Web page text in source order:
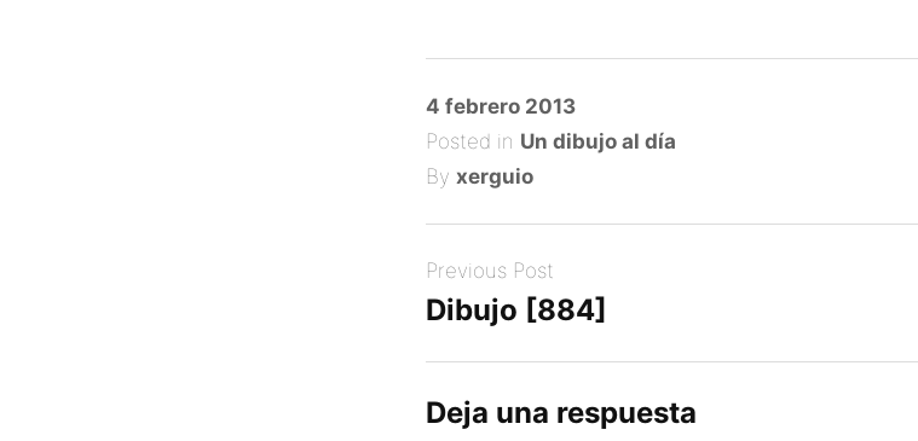
Posted
on
4 febrero 2013
Posted in Un dibujo al día
By xerguio
Previous Post
Dibujo [884]
Deja una respuesta